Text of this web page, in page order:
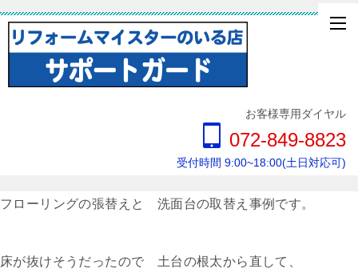
お客様専用ダイヤル
072-849-8823
受付時間 9:00~18:00(土日対応可)
フローリングの張替えと 洗面台の取替え事例です。
床が抜けそうだったので 土台の根太から直して、